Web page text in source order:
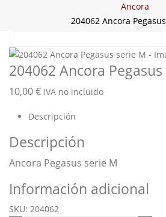
Ancora
204062 Ancora
204062 Ancora
10,00€ IVA no incluido
Descripción
Descripción
Ancora Pegasus serie M
Información adicional
SKU: 204062